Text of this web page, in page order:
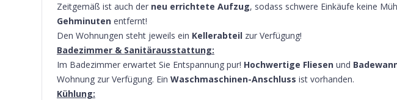
Zeitgemäß ist auch der neu errichtete Aufzug, sodass schwere Einkäufe keine
Gehminuten entfernt!
Den Wohnungen steht jeweils ein Kellerabteil zur Verfügung!
Badezimmer & Sanitärausstattung:
Im Badezimmer erwartet Sie Entspannung pur! Hochwertige Fliesen und
Wohnung zur Verfügung. Ein Waschmaschinen-Anschluss ist vorhanden.
Kühlung: